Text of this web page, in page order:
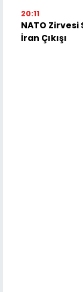
20:11
NATO
İran Çıkışı